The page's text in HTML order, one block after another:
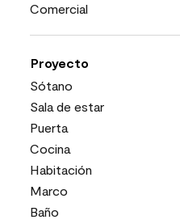
Comercial
Proyecto
Sótano
Sala de estar
Puerta
Cocina
Habitación
Marco
Baño